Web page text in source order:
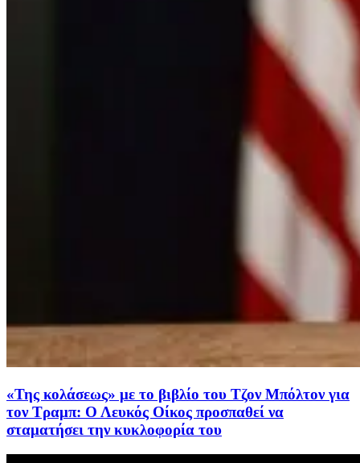
«Της κολάσεως» με το βιβλίο του Τζον Μπόλτον για
τον Τραμπ: Ο Λευκός Οίκος προσπαθεί να
σταματήσει την κυκλοφορία του